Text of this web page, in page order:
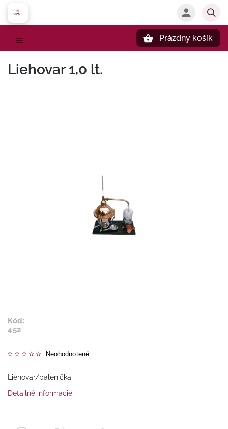
Prázdny košík
Liehovar 1,0 lt.
Kód:
452
Neohodnotené
Liehovar/pálenička
Detailné informácie